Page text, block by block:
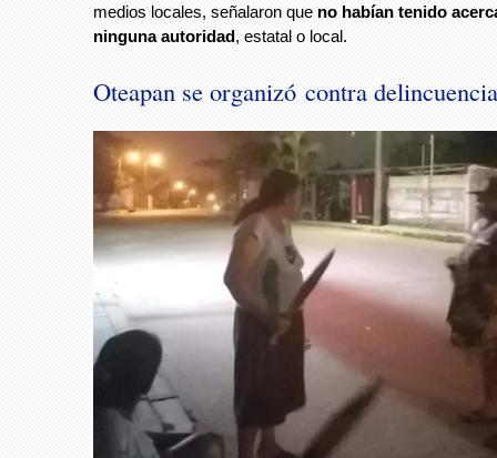
medios locales, señalaron que no habían tenido
ninguna autoridad, estatal o local.
Oteapan se organizó contra